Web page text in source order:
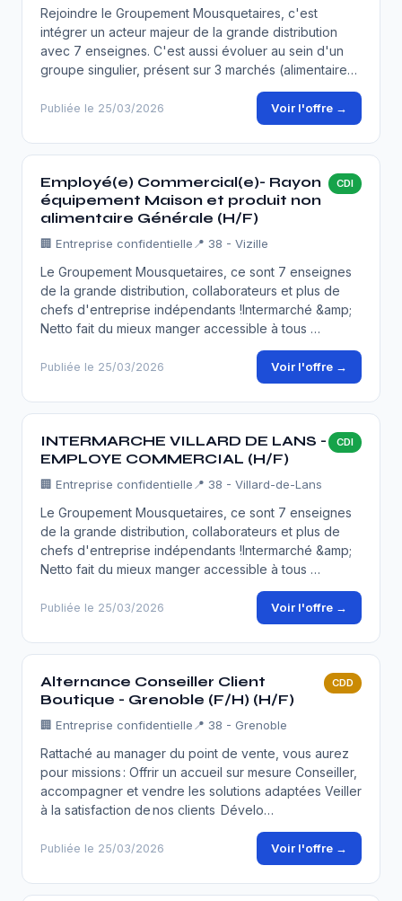
Rejoindre le Groupement Mousquetaires, c'est
intégrer un acteur majeur de la grande distribution
avec 7 enseignes. C'est aussi évoluer au sein d'un
groupe singulier, présent sur 3 marchés (alimentaire…
Publiée le 25/03/2026 Voir l'offre →
Employé(e) Commercial(e)- Rayon
équipement Maison et produit non
alimentaire Générale (H/F)
CDI
🏢 Entreprise confidentielle 📍 38 - Vizille
Le Groupement Mousquetaires, ce sont 7 enseignes
de la grande distribution, collaborateurs et plus de
chefs d'entreprise indépendants !Intermarché &amp;
Netto fait du mieux manger accessible à tous …
Publiée le 25/03/2026 Voir l'offre →
INTERMARCHE VILLARD DE LANS -
EMPLOYE COMMERCIAL (H/F)
CDI
🏢 Entreprise confidentielle 📍 38 - Villard-de-Lans
Le Groupement Mousquetaires, ce sont 7 enseignes
de la grande distribution, collaborateurs et plus de
chefs d'entreprise indépendants !Intermarché &amp;
Netto fait du mieux manger accessible à tous …
Publiée le 25/03/2026 Voir l'offre →
Alternance Conseiller Client
Boutique - Grenoble (F/H) (H/F)
CDD
🏢 Entreprise confidentielle 📍 38 - Grenoble
Rattaché au manager du point de vente, vous aurez
pour missions : Offrir un accueil sur mesure Conseiller,
accompagner et vendre les solutions adaptées Veiller
à la satisfaction de nos clients Dévelo…
Publiée le 25/03/2026 Voir l'offre →